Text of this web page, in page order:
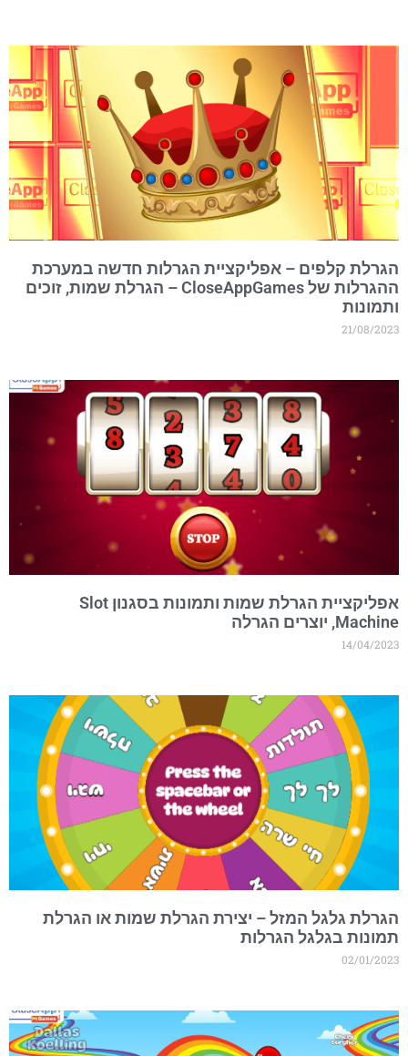
הגרלת קלפים – אפליקציית הגרלות חדשה במערכת
ההגרלות של CloseAppGames – הגרלת שמות, זוכים
ותמונות
21/08/2023
אפליקציית הגרלת שמות ותמונות בסגנון Slot
Machine, יוצרים הגרלה
14/04/2023
הגרלת גלגל המזל – יצירת הגרלת שמות או הגרלת
תמונות בגלגל הגרלות
02/01/2023